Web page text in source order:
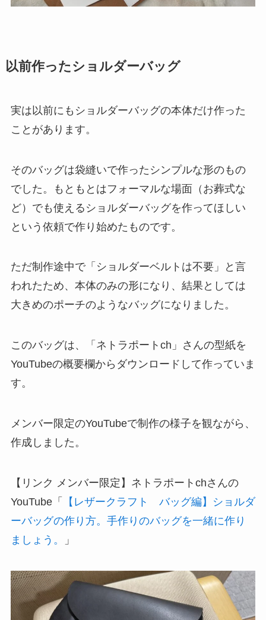
以前作ったショルダーバッグ
実は以前にもショルダーバッグの本体だけ作った
ことがあります。
そのバッグは袋縫いで作ったシンプルな形のもの
でした。もともとはフォーマルな場面（お葬式な
ど）でも使えるショルダーバッグを作ってほしい
という依頼で作り始めたものです。
ただ制作途中で「ショルダーベルトは不要」と言
われたため、本体のみの形になり、結果としては
大きめのポーチのようなバッグになりました。
このバッグは、「ネトラポートch」さんの型紙を
YouTubeの概要欄からダウンロードして作っていま
す。
メンバー限定のYouTubeで制作の様子を観ながら、
作成しました。
【リンク メンバー限定】ネトラポートchさんの
YouTube「
【レザークラフト バッグ編】ショルダ
ーバッグの作り方。手作りのバッグを一緒に作り
ましょう。
」